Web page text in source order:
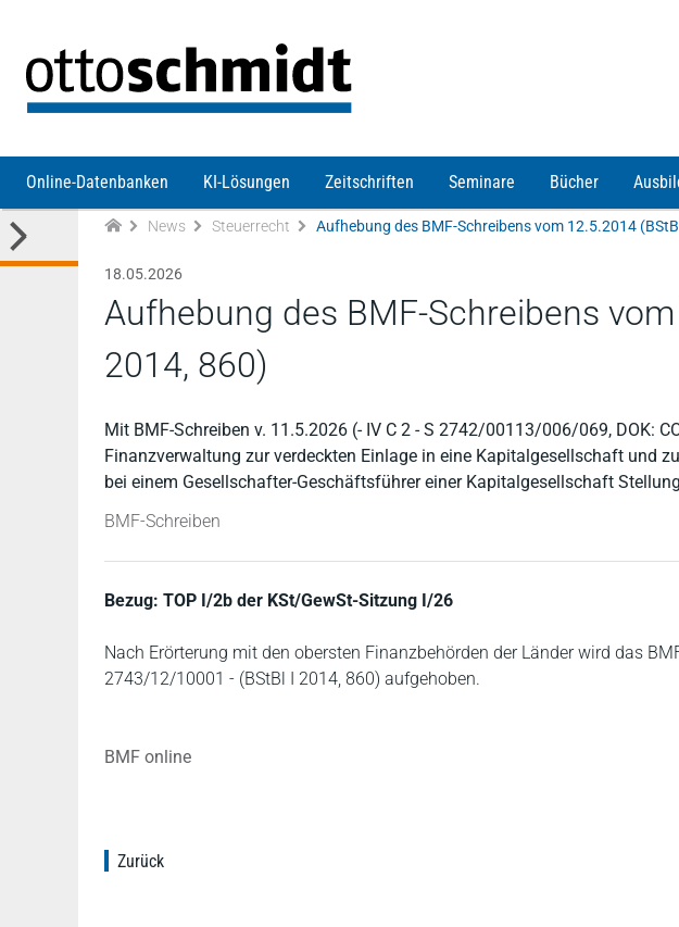
Online-Datenbanken KI-Lösungen Zeitschriften Seminare Bücher
News Steuerrecht
18.05.2026
Aufhebung des BMF-Schreibens
2014, 860)
Mit BMF-Schreiben v. 11.5.2026 (- IV C 2 - S 2742/00113/006/069, DOK:
Finanzverwaltung zur verdeckten Einlage in eine Kapitalgesellschaft und
bei einem Gesellschafter-Geschäftsführer einer Kapitalgesellschaft
BMF-Schreiben
Bezug: TOP I/2b der KSt/GewSt-Sitzung I/26
Nach Erörterung mit den obersten Finanzbehörden der Länder wird das
2743/12/10001 - (BStBl I 2014, 860) aufgehoben.
BMF online
Zurück